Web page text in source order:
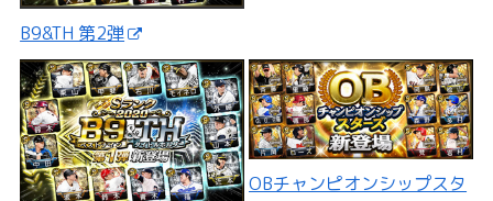
B9&TH 第2弾
OBチャンピオンシップスタ